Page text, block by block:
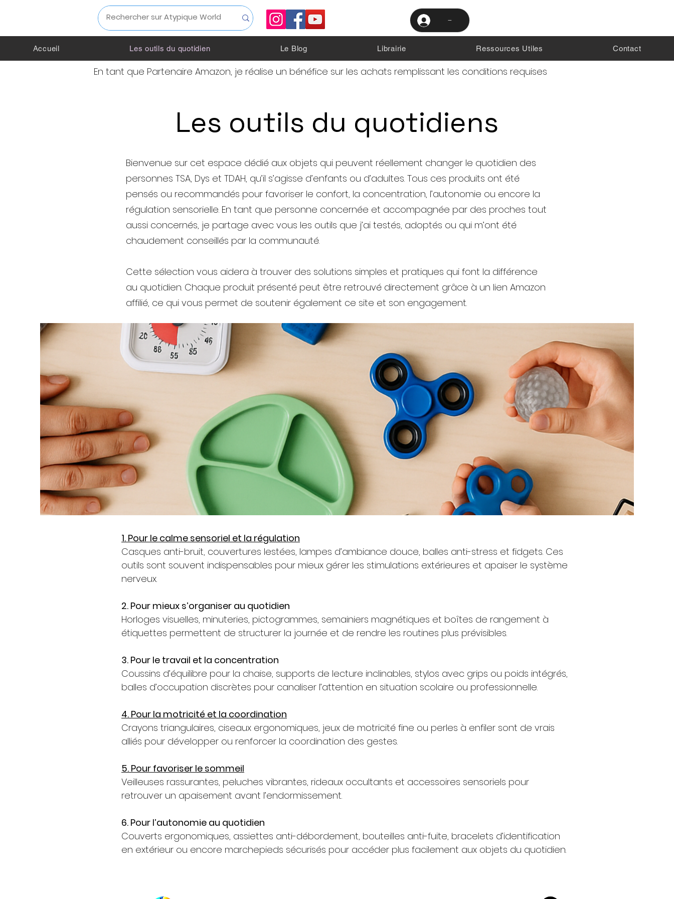
-
Accueil Les outils du quotidien Le Blog Librairie Ressources Utiles Contact
En tant que Partenaire Amazon, je réalise un bénéfice sur les achats remplissant les conditions requises
Les outils du quotidiens
Bienvenue sur cet espace dédié aux objets qui peuvent réellement changer le quotidien des
personnes TSA, Dys et TDAH, qu’il s’agisse d’enfants ou d’adultes. Tous ces produits ont été
pensés ou recommandés pour favoriser le confort, la concentration, l’autonomie ou encore la
régulation sensorielle. En tant que personne concernée et accompagnée par des proches tout
aussi concernés, je partage avec vous les outils que j’ai testés, adoptés ou qui m’ont été
chaudement conseillés par la communauté.
Cette sélection vous aidera à trouver des solutions simples et pratiques qui font la différence
au quotidien. Chaque produit présenté peut être retrouvé directement grâce à un lien Amazon
affilié, ce qui vous permet de soutenir également ce site et son engagement.
1. Pour le calme sensoriel et la régulation
Casques anti-bruit, couvertures lestées, lampes d’ambiance douce, balles anti-stress et fidgets. Ces
outils sont souvent indispensables pour mieux gérer les stimulations extérieures et apaiser le système
nerveux.
2. Pour mieux s’organiser au quotidien
Horloges visuelles, minuteries, pictogrammes, semainiers magnétiques et boîtes de rangement à
étiquettes permettent de structurer la journée et de rendre les routines plus prévisibles.
3. Pour le travail et la concentration
Coussins d’équilibre pour la chaise, supports de lecture inclinables, stylos avec grips ou poids intégrés,
balles d’occupation discrètes pour canaliser l’attention en situation scolaire ou professionnelle.
4. Pour la motricité et la coordination
Crayons triangulaires, ciseaux ergonomiques, jeux de motricité fine ou perles à enfiler sont de vrais
alliés pour développer ou renforcer la coordination des gestes.
5. Pour favoriser le sommeil
Veilleuses rassurantes, peluches vibrantes, rideaux occultants et accessoires sensoriels pour
retrouver un apaisement avant l’endormissement.
6. Pour l’autonomie au quotidien
Couverts ergonomiques, assiettes anti-débordement, bouteilles anti-fuite, bracelets d’identification
en extérieur ou encore marchepieds sécurisés pour accéder plus facilement aux objets du quotidien.